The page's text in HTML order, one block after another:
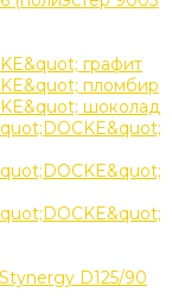
графит
пломбир
шоколад
D125/90